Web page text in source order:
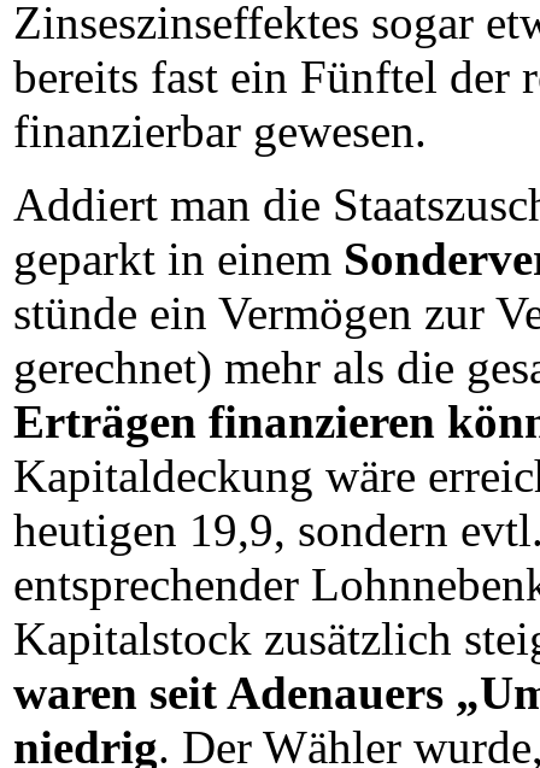
Zinseszinseffektes sogar
bereits fast ein Fünftel der
finanzierbar gewesen.
Addiert man die
geparkt in einem
stünde ein Vermögen zur
gerechnet) mehr als die
Erträgen finanzieren
Kapitaldeckung wäre
heutigen 19,9, sondern
entsprechender
Kapitalstock zusätzlich
waren seit Adenauers
niedrig. Der Wähler